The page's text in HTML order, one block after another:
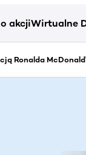
akcjiWirtualne
Ronalda